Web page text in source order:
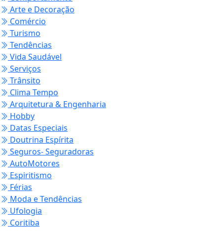
Arte e Decoração
Comércio
Turismo
Tendências
Vida Saudável
Serviços
Trânsito
Clima Tempo
Arquitetura & Engenharia
Hobby
Datas Especiais
Doutrina Espírita
Seguros- Seguradoras
AutoMotores
Espiritismo
Férias
Moda e Tendências
Ufologia
Coritiba